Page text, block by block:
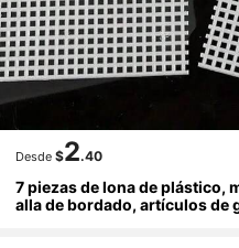
Desde $2.40
7 piezas de lona de plástico,
alla de bordado, artículos de